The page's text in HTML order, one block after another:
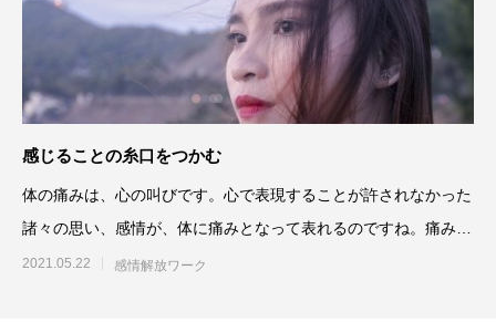
感じることの糸口をつかむ
体の痛みは、心の叫びです。心で表現することが許されなかった
諸々の思い、感情が、体に痛みとなって表れるのですね。痛みを
ジ～っと感じていくと、悲
2021.05.22 感情解放ワーク